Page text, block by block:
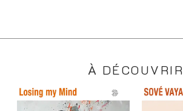
À DÉCOUVRIR